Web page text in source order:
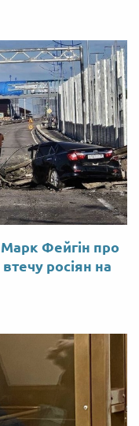
Марк Фейгін про
росіян на